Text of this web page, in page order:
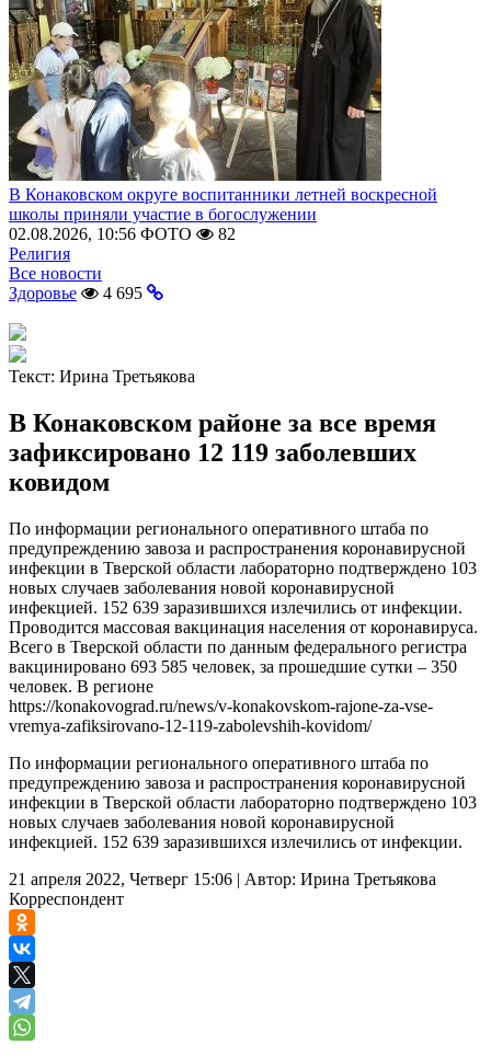
В Конаковском округе воспитанники летней воскресной
школы приняли участие в богослужении
02.08.2026, 10:56 ФОТО
82
Религия
Все новости
Здоровье
4 695
Текст: Ирина Третьякова
В Конаковском районе за все время
зафиксировано 12 119 заболевших
ковидом
По информации регионального оперативного штаба по
предупреждению завоза и распространения коронавирусной
инфекции в Тверской области лабораторно подтверждено 103
новых случаев заболевания новой коронавирусной
инфекцией. 152 639 заразившихся излечились от инфекции.
Проводится массовая вакцинация населения от коронавируса.
Всего в Тверской области по данным федерального регистра
вакцинировано 693 585 человек, за прошедшие сутки – 350
человек. В регионе
https://konakovograd.ru/news/v-konakovskom-rajone-za-vse-
vremya-zafiksirovano-12-119-zabolevshih-kovidom/
По информации регионального оперативного штаба по
предупреждению завоза и распространения коронавирусной
инфекции в Тверской области лабораторно подтверждено 103
новых случаев заболевания новой коронавирусной
инфекцией. 152 639 заразившихся излечились от инфекции.
21 апреля 2022, Четверг 15:06 | Автор: Ирина Третьякова
Корреспондент